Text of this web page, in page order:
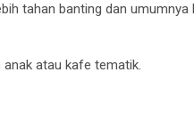
tahan banting dan umumnya
atau kafe tematik.